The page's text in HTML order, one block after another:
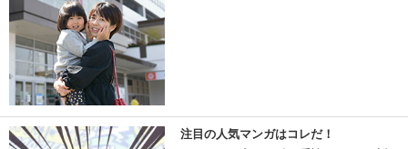
注目の人気マンガはコレだ！